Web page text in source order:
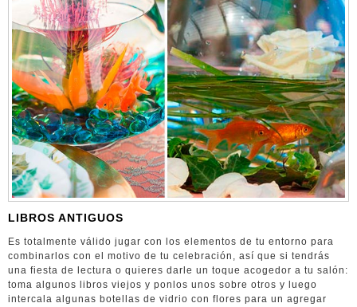
LIBROS ANTIGUOS
Es totalmente válido jugar con los elementos de tu entorno para
combinarlos con el motivo de tu celebración, así que si tendrás
una fiesta de lectura o quieres darle un toque acogedor a tu salón:
toma algunos libros viejos y ponlos unos sobre otros y luego
intercala algunas botellas de vidrio con flores para un agregar